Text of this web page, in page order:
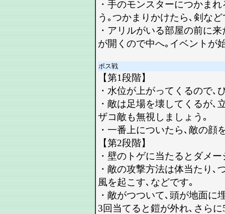
・手のモンスターにつかま
う｡つかまりかけたら､剣な
・アリルがいる部屋の前に
が開くので中へ｡イベントが
ボス戦
【第1段階】
・水位が上がってくるので､
・敵は足場を壊してくるが､
ザコ敵も無視しましょう｡
・一番上についたら､敵の顔
【第2段階】
・壁のトゲに当たるとダメ
・敵の攻撃方法は体当たり､
風を起こす､などです｡
・敵がつついて､頭が地面に
3回当てると鎧が外れ､さら